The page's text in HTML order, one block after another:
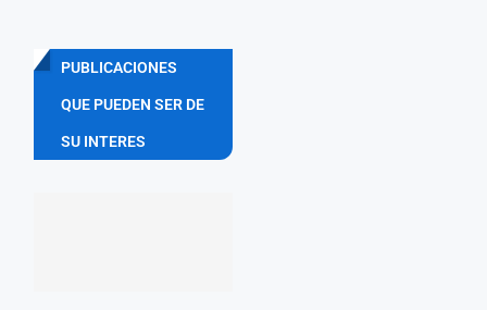
PUBLICACIONES
QUE PUEDEN SER DE
SU INTERES